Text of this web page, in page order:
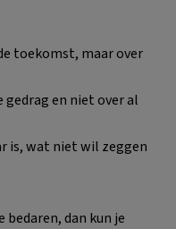
toekomst, maar over
en niet over al
is, wat niet wil zeggen
dan kun je